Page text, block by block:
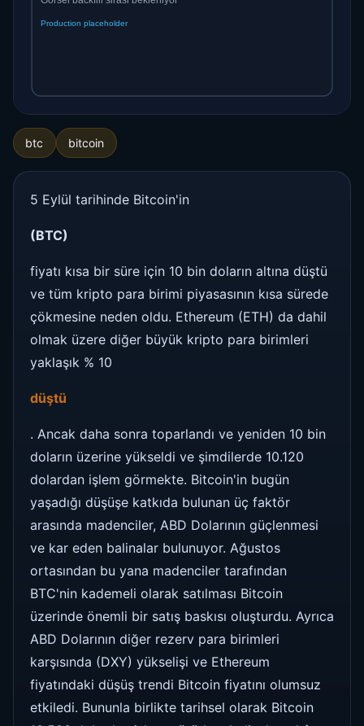
btc bitcoin
5 Eylül tarihinde Bitcoin'in
(BTC)
fiyatı kısa bir süre için 10 bin doların altına düştü
ve tüm kripto para birimi piyasasının kısa sürede
çökmesine neden oldu. Ethereum (ETH) da dahil
olmak üzere diğer büyük kripto para birimleri
yaklaşık % 10
düştü
. Ancak daha sonra toparlandı ve yeniden 10 bin
doların üzerine yükseldi ve şimdilerde 10.120
dolardan işlem görmekte. Bitcoin'in bugün
yaşadığı düşüşe katkıda bulunan üç faktör
arasında madenciler, ABD Dolarının güçlenmesi
ve kar eden balinalar bulunuyor. Ağustos
ortasından bu yana madenciler tarafından
BTC'nin kademeli olarak satılması Bitcoin
üzerinde önemli bir satış baskısı oluşturdu. Ayrıca
ABD Dolarının diğer rezerv para birimleri
karşısında (DXY) yükselişi ve Ethereum
fiyatındaki düşüş trendi Bitcoin fiyatını olumsuz
etkiledi. Bununla birlikte tarihsel olarak Bitcoin